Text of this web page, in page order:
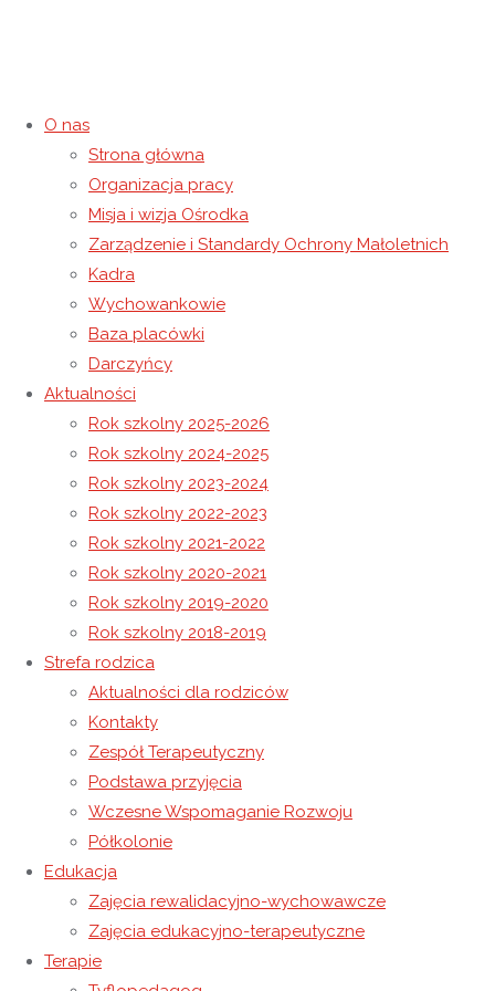
O nas
Strona główna
Organizacja pracy
Misja i wizja Ośrodka
Zarządzenie i Standardy Ochrony Małoletnich
Kadra
Wychowankowie
Baza placówki
Darczyńcy
Aktualności
Rok szkolny 2025-2026
Rok szkolny 2024-2025
Rok szkolny 2023-2024
Rok szkolny 2022-2023
Rok szkolny 2021-2022
Rok szkolny 2020-2021
Rok szkolny 2019-2020
Rok szkolny 2018-2019
Strefa rodzica
Aktualności dla rodziców
Kontakty
Zespół Terapeutyczny
Podstawa przyjęcia
Wczesne Wspomaganie Rozwoju
Półkolonie
Edukacja
Zajęcia rewalidacyjno-wychowawcze
Zajęcia edukacyjno-terapeutyczne
Terapie
Światowy Dzień Świadomości
Autyzmu
8 kwietnia 20218 kwietnia 2021
Strona główna Rok szkolny 2020-2021
Świadomości Autyzmu
Nauczanie zdalne
Oświadczenia rodziców, opiekunów prawnych 12.04.2021-
18.04.2021
8 kwietnia 20218 kwietnia 2021 Rok szkolny 2020-2021
2 kwietnia obchodziliśmy Światowy Dzień
Świadomości Autyzmu. Święto to zostało
ogłoszone z inicjatywy Jej Wysokości małżonki
emira Kataru i jest obchodzone corocznie dzięki
rezolucji Zgromadzenia Ogólnego ONZ od 21